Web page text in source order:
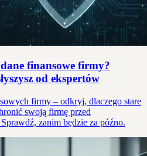
finansowe firmy?
od ekspertów
firmy – odkryj, dlaczego stare
swoją firmę przed
zanim będzie za późno.